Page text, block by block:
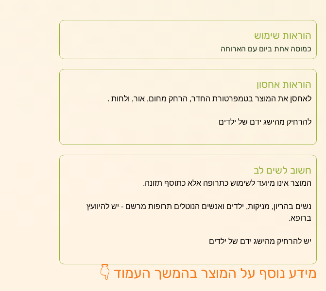
הוראות שימוש
כמוסה אחת ביום עם הארוחה
הוראות אחסון
לאחסן את המוצר בטמפרטורת החדר, הרחק מחום, אור, ולחות .
להרחיק מהישג ידם של ילדים
חשוב לשים לב
המוצר אינו מיועד לשימוש כתרופה אלא כתוסף תזונה.
נשים בהריון, מניקות, ילדים ואנשים הנוטלים תרופות מרשם - יש להיוועץ
ברופא.
יש להרחיק מהישג ידם של ילדים
מידע נוסף על המוצר בהמשך העמוד 👇